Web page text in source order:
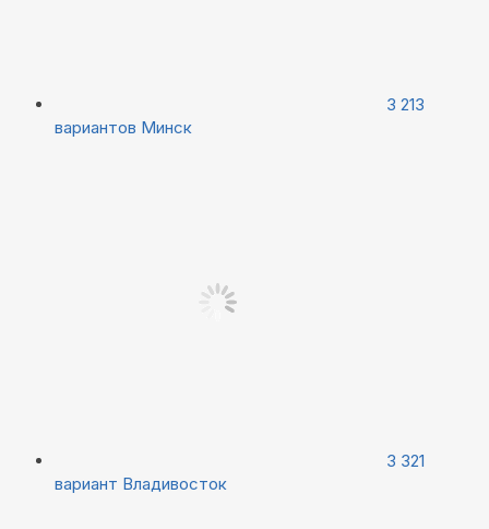
3 213
вариантов Минск
3 321
вариант Владивосток